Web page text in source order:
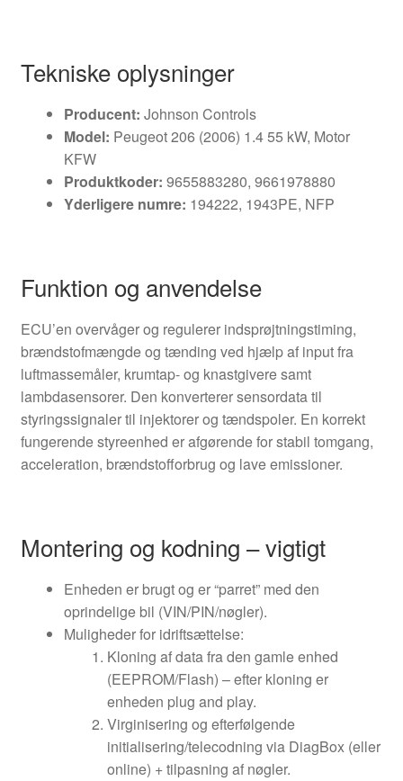
Tekniske oplysninger
Producent: Johnson Controls
Model: Peugeot 206 (2006) 1.4 55 kW, Motor
KFW
Produktkoder: 9655883280, 9661978880
Yderligere numre: 194222, 1943PE, NFP
Funktion og anvendelse
ECU’en overvåger og regulerer indsprøjtningstiming,
brændstofmængde og tænding ved hjælp af input fra
luftmassemåler, krumtap- og knastgivere samt
lambdasensorer. Den konverterer sensordata til
styringssignaler til injektorer og tændspoler. En korrekt
fungerende styreenhed er afgørende for stabil tomgang,
acceleration, brændstofforbrug og lave emissioner.
Montering og kodning – vigtigt
Enheden er brugt og er “parret” med den
oprindelige bil (VIN/PIN/nøgler).
Muligheder for idriftsættelse:
Kloning af data fra den gamle enhed
(EEPROM/Flash) – efter kloning er
enheden plug and play.
Virginisering og efterfølgende
initialisering/telecodning via DiagBox (eller
online) + tilpasning af nøgler.